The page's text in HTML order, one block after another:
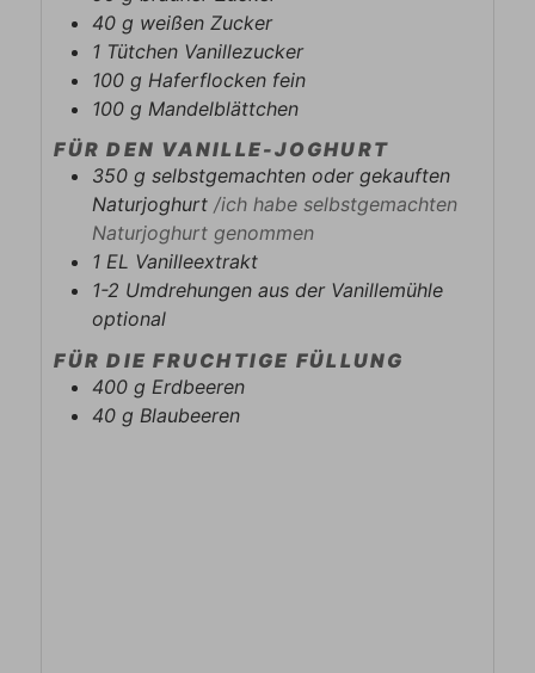
40 g weißen Zucker
1 Tütchen Vanillezucker
100 g Haferflocken fein
100 g Mandelblättchen
FÜR DEN VANILLE-JOGHURT
350 gselbstgemachten oder gekauften
Naturjoghurt /ich habe selbstgemachten
Naturjoghurt genommen
1 EL Vanilleextrakt
1-2 Umdrehungen aus der Vanillemühle
optional
FÜR DIE FRUCHTIGE FÜLLUNG
400 g Erdbeeren
40 g Blaubeeren